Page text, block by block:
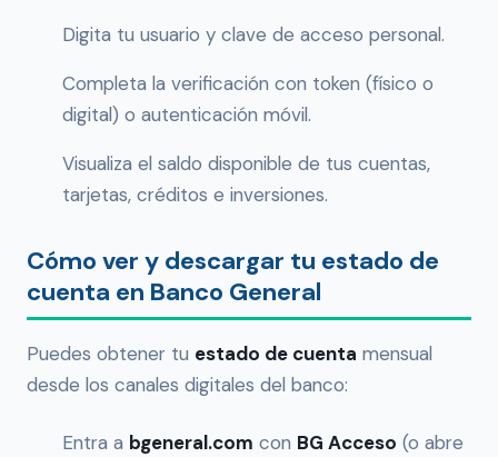
Digita tu usuario y clave de acceso personal.
Completa la verificación con token (físico o
digital) o autenticación móvil.
Visualiza el saldo disponible de tus cuentas,
tarjetas, créditos e inversiones.
Cómo ver y descargar tu estado de
cuenta en Banco General
Puedes obtener tu estado de cuenta mensual
desde los canales digitales del banco:
Entra a bgeneral.com con BG Acceso (o abre